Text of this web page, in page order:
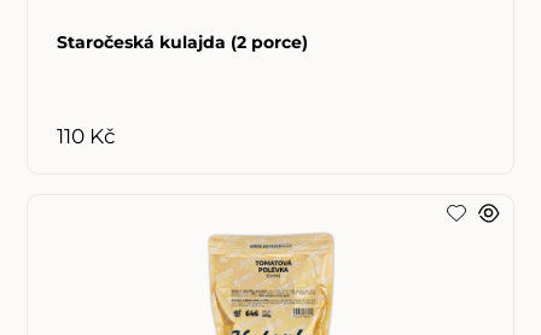
Staročeská kulajda (2 porce)
110 Kč